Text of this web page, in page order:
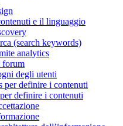
e il linguaggio
(search keywords)
analytics
forum
degli utenti
per definire i contenuti
definire i contenuti